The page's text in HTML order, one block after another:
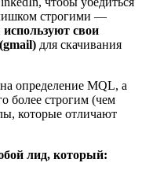
строгими —
свои
для скачивания
определение MQL, а
более строгим (чем
которые отличают
лид, который: